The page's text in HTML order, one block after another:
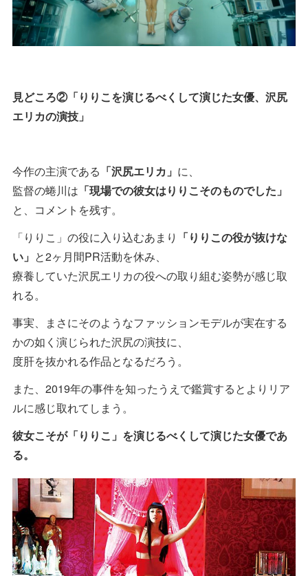
見どころ②「りりこを演じるべくして演じた女優、沢尻
エリカの演技」
今作の主演である 「沢尻エリカ」 に、
監督の蜷川は 「現場での彼女はりりこそのものでした」
と、コメントを残す。
「りりこ」の役に入り込むあまり 「りりこの役が抜けな
い」 と2ヶ月間PR活動を休み、
療養していた沢尻エリカの役への取り組む姿勢が感じ取
れる。
事実、まさにそのようなファッションモデルが実在する
かの如く演じられた沢尻の演技に、
度肝を抜かれる作品となるだろう。
また、2019年の事件を知ったうえで鑑賞するとよりリア
ルに感じ取れてしまう。
彼女こそが「りりこ」を演じるべくして演じた女優であ
る。